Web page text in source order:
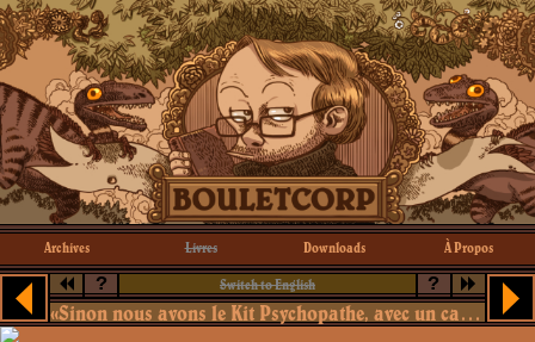
Archives Livres Downloads À Propos
? Switch to English ?
«Sinon nous avons le Kit Psychopathe, avec un carton de chatons morts.»